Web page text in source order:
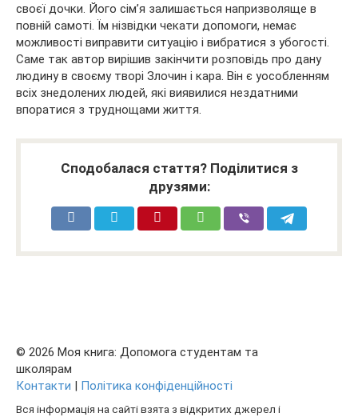
своєї дочки. Його сім’я залишається напризволяще в
повній самоті. Їм нізвідки чекати допомоги, немає
можливості виправити ситуацію і вибратися з убогості.
Саме так автор вирішив закінчити розповідь про дану
людину в своєму творі Злочин і кара. Він є уособленням
всіх знедолених людей, які виявилися нездатними
впоратися з труднощами життя.
Сподобалася стаття? Поділитися з
друзями:
© 2026 Моя книга: Допомога студентам та
школярам
Контакти | Політика конфіденційності
Вся інформація на сайті взята з відкритих джерел і